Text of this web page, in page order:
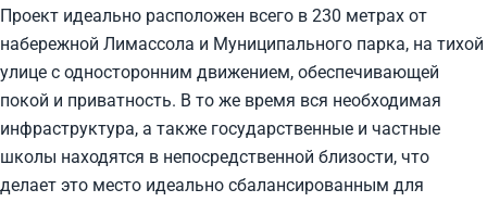
Проект идеально расположен всего в 230 метрах от
набережной Лимассола и Муниципального парка, на тихой
улице с односторонним движением, обеспечивающей
покой и приватность. В то же время вся необходимая
инфраструктура, а также государственные и частные
школы находятся в непосредственной близости, что
делает это место идеально сбалансированным для